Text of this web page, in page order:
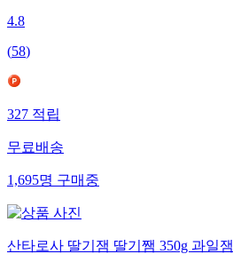
4.8
(58)
327 적립
무료배송
1,695명 구매중
산타로사 딸기잼 딸기쨈 350g 과일잼